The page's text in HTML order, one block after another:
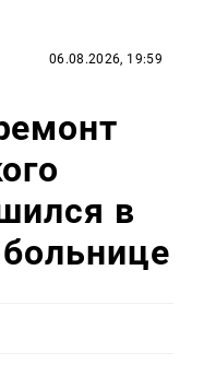
06.08.2026, 19:59
в